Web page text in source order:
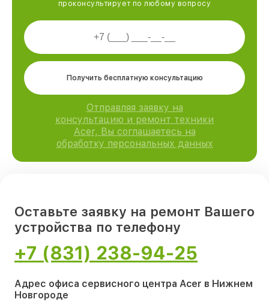
проконсультирует по любому вопросу
Получить бесплатную консультацию
Отправляя заявку на
консультацию и ремонт техники
Acer, Вы соглашаетесь на
обработку персональных данных
Оставьте заявку на ремонт Вашего
устройства по телефону
+7 (831) 238-94-25
Адрес офиса сервисного центра Acer в Нижнем
Новгороде